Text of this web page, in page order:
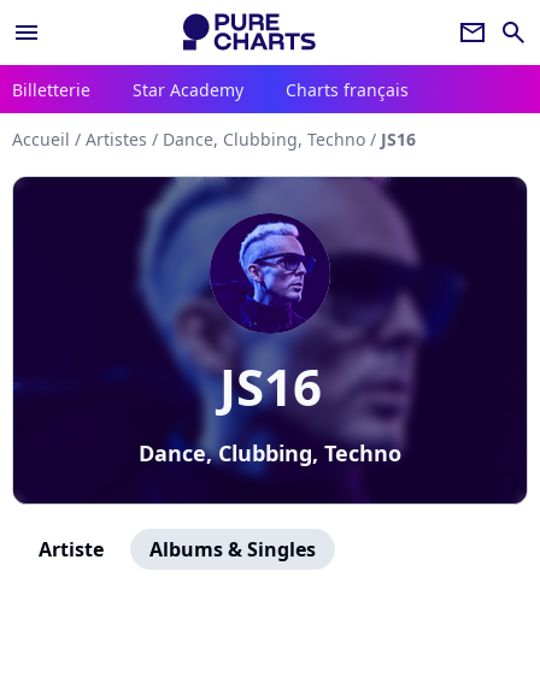
menu newsletter search
Billetterie Star Academy Charts français
Accueil / Artistes / Dance, Clubbing, Techno / JS16
JS16
Dance, Clubbing, Techno
Artiste Albums & Singles